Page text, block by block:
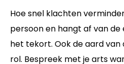
Hoe snel klachten
persoon en hangt af van
het tekort. Ook de aard
rol. Bespreek met je arts